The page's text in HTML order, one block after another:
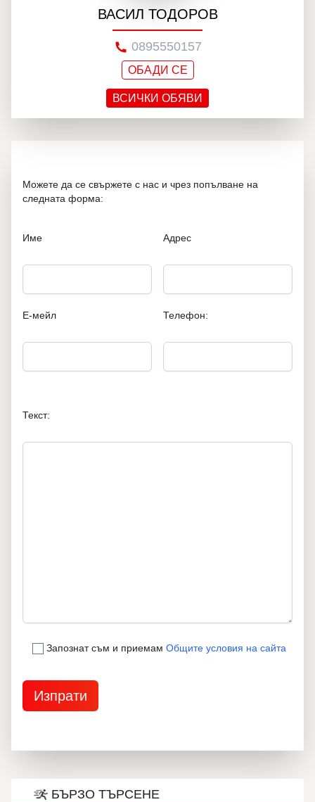
ВАСИЛ ТОДОРОВ
0895550157
ОБАДИ СЕ
ВСИЧКИ ОБЯВИ
Можете да се свържете с нас и чрез попълване на
следната форма:
Име
Е-мейл
Адрес
Телефон:
Текст:
Запознат съм и приемам Общите условия на сайта
БЪРЗО ТЪРСЕНЕ